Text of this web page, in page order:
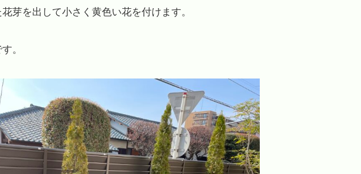
芽を出して小さく黄色い花を付けます。
。